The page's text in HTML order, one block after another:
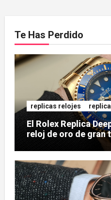
Te Has Perdido
replicas relojes
El Rolex Replica
reloj de oro de gran